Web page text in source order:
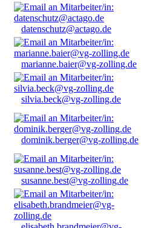
datenschutz@actago.de
marianne.baier@vg-zolling.de
silvia.beck@vg-zolling.de
dominik.berger@vg-zolling.de
susanne.best@vg-zolling.de